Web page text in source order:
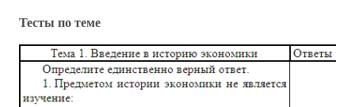
Тесты по теме